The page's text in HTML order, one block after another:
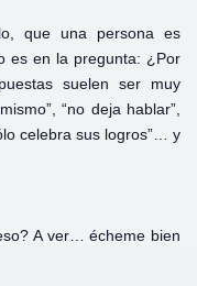
que una persona es
es en la pregunta: ¿Por
suelen ser muy
“no deja hablar”,
celebra sus logros”… y
A ver… écheme bien